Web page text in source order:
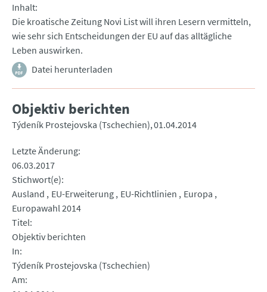
Inhalt
Die kroatische Zeitung Novi List will ihren Lesern vermitteln,
wie sehr sich Entscheidungen der EU auf das alltägliche
Leben auswirken.
Datei herunterladen
Objektiv berichten
Týdeník Prostejovska (Tschechien) 01.04.2014
Letzte Änderung
06.03.2017
Stichwort(e)
Ausland
EU-Erweiterung EU-Richtlinien
Europa
Europawahl 2014
Titel
Objektiv berichten
In
Týdeník Prostejovska (Tschechien)
Am